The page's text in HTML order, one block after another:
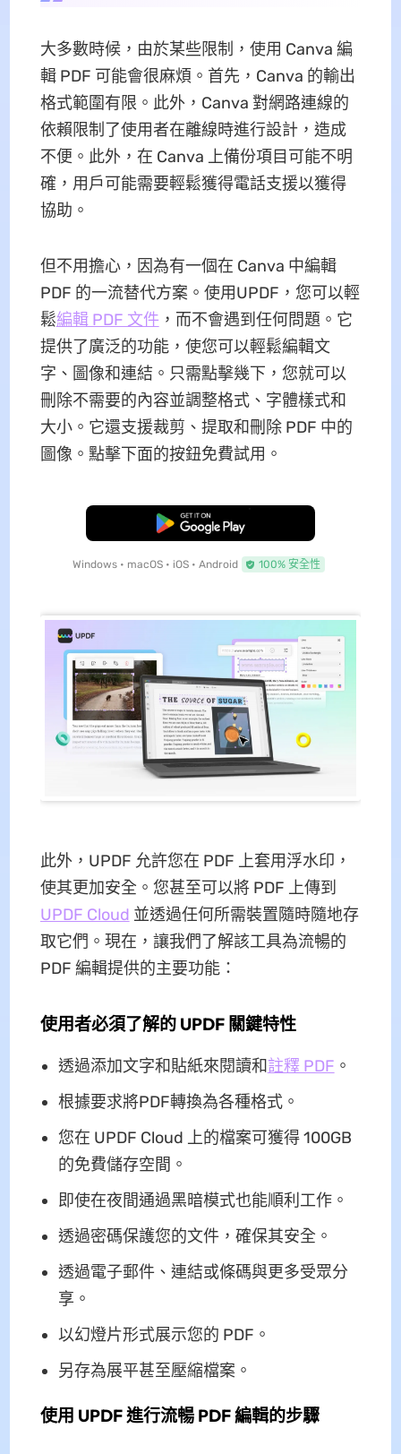
大多數時候，由於某些限制，使用 Canva 編
輯 PDF 可能會很麻煩。首先，Canva 的輸出
格式範圍有限。此外，Canva 對網路連線的
依賴限制了使用者在離線時進行設計，造成
不便。此外，在 Canva 上備份項目可能不明
確，用戶可能需要輕鬆獲得電話支援以獲得
協助。
但不用擔心，因為有一個在 Canva 中編輯
PDF 的一流替代方案。使用UPDF，您可以輕
鬆編輯 PDF 文件 ，而不會遇到任何問題。它
提供了廣泛的功能，使您可以輕鬆編輯文
字、圖像和連結。只需點擊幾下，您就可以
刪除不需要的內容並調整格式、字體樣式和
大小。它還支援裁剪、提取和刪除 PDF 中的
圖像。點擊下面的按鈕免費試用。
免費下載
Windows • macOS • iOS • Android 100% 安全性
此外，UPDF 允許您在 PDF 上套用浮水印，
使其更加安全。您甚至可以將 PDF 上傳到
UPDF Cloud 並透過任何所需裝置隨時隨地存
取它們。現在，讓我們了解該工具為流暢的
PDF 編輯提供的主要功能：
使用者必須了解的 UPDF 關鍵特性
透過添加文字和貼紙來閱讀和註釋 PDF 。
根據要求將PDF轉換為各種格式。
您在 UPDF Cloud 上的檔案可獲得 100GB
的免費儲存空間。
即使在夜間通過黑暗模式也能順利工作。
透過密碼保護您的文件，確保其安全。
透過電子郵件、連結或條碼與更多受眾分
享。
以幻燈片形式展示您的 PDF。
另存為展平甚至壓縮檔案。
使用 UPDF 進行流暢 PDF 編輯的步驟